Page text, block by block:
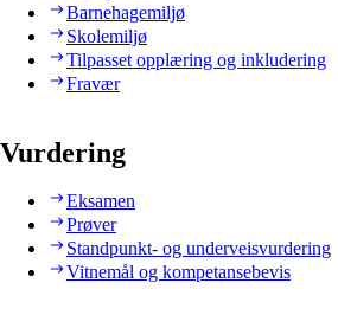
Barnehagemiljø
Skolemiljø
Tilpasset opplæring og inkludering
Fravær
Vurdering
Eksamen
Prøver
Standpunkt- og underveisvurdering
Vitnemål og kompetansebevis